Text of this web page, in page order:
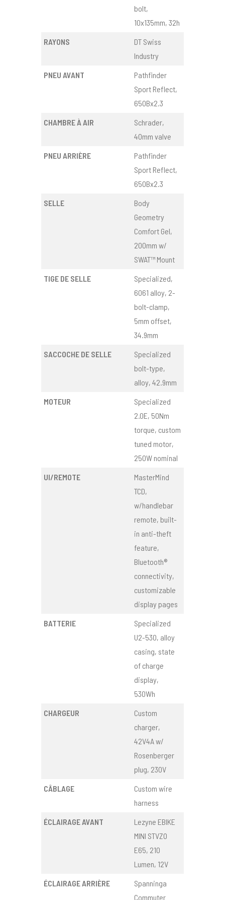
bolt,
10x135mm, 32h
RAYONS
DT Swiss
Industry
PNEU AVANT
Pathfinder
Sport Reflect,
650Bx2.3
CHAMBRE À AIR
Schrader,
40mm valve
PNEU ARRIÈRE
Pathfinder
Sport Reflect,
650Bx2.3
SELLE
Body
Geometry
Comfort Gel,
200mm w/
SWAT™ Mount
TIGE DE SELLE
Specialized,
6061 alloy, 2-
bolt-clamp,
5mm offset,
34.9mm
SACCOCHE DE SELLE
Specialized
bolt-type,
alloy, 42.9mm
MOTEUR
Specialized
2.0E, 50Nm
torque, custom
tuned motor,
250W nominal
UI/REMOTE
MasterMind
TCD,
w/handlebar
remote, built-
in anti-theft
feature,
Bluetooth®
connectivity,
customizable
display pages
BATTERIE
Specialized
U2-530, alloy
casing, state
of charge
display,
530Wh
CHARGEUR
Custom
charger,
42V4A w/
Rosenberger
plug, 230V
CÂBLAGE
Custom wire
harness
ÉCLAIRAGE AVANT
Lezyne EBIKE
MINI STVZO
E65, 210
Lumen, 12V
ÉCLAIRAGE ARRIÈRE
Spanninga
Commuter